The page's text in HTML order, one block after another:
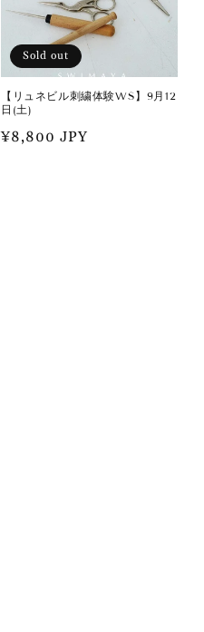
Sold out
【リュネビル刺繍体験WS】9月12
日(土)
Regular
¥8,800 JPY